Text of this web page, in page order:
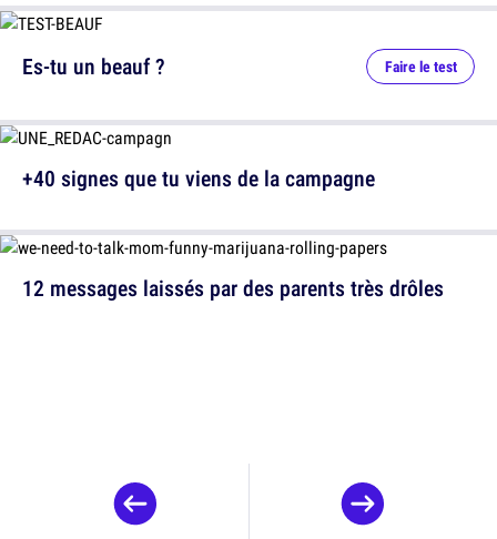
12 messages laissés par des parents très drôles
Es-tu un beauf ? Faire le test
+40 signes que tu viens de la campagne